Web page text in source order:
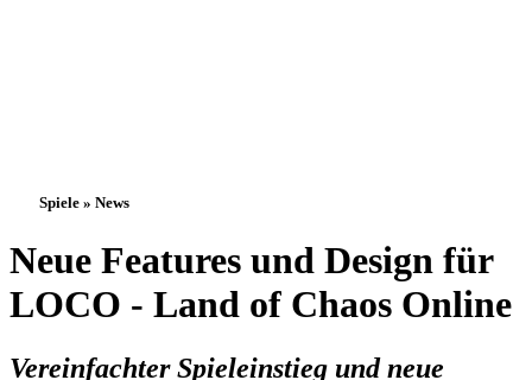
Spiele » News
Neue Features und Design für
LOCO - Land of Chaos Online
Vereinfachter Spieleinstieg und neue